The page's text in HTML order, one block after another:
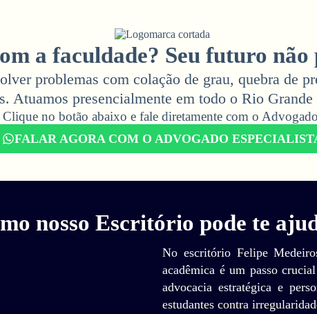
a faculdade? Seu futuro não
problemas com colação de grau, quebra de
Atuamos presencialmente em todo o Rio
Clique no botão abaixo e fale diretamente com o
FALAR AGORA COM O ADVOGADO
nosso Escritório pode te
No escritório Felipe
acadêmica é um passo
advocacia estratégica e
estudantes contra